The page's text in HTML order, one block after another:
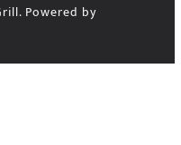
Powered by